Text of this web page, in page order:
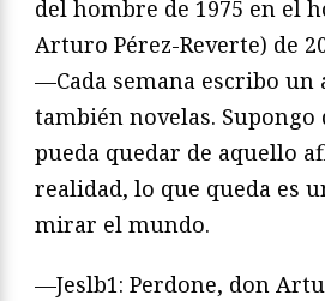
del hombre de 1975 en el
Arturo Pérez-Reverte) de
—Cada semana escribo
también novelas. Supongo
pueda quedar de aquello
realidad, lo que queda es
mirar el mundo.
—Jeslb1: Perdone, don